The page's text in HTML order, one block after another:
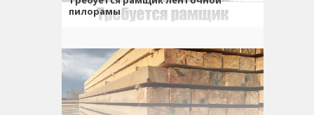
пилорамы